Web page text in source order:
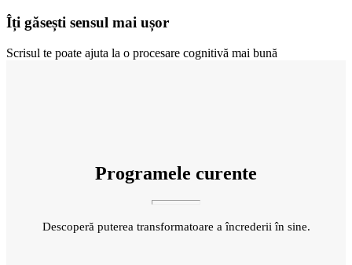
Îți găsești sensul mai ușor
Scrisul te poate ajuta la o procesare cognitivă mai bună
Programele curente
Descoperă puterea transformatoare a încrederii în sine.